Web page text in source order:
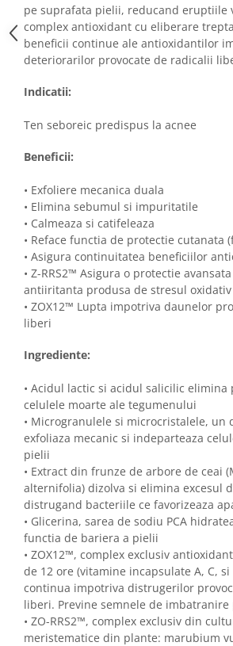
pe suprafata pielii, reducand eruptiile
complex antioxidant cu eliberare
beneficii continue ale antioxidantilor
deteriorarilor provocate de radicalii
Indicatii:
Ten seboreic predispus la acnee
Beneficii:
• Exfoliere mecanica duala
• Elimina sebumul si impuritatile
• Calmeaza si catifeleaza
• Reface functia de protectie cutanata
• Asigura continuitatea beneficiilor
• Z-RRS2™ Asigura o protectie
antiiritanta produsa de stresul
• ZOX12™ Lupta impotriva daunelor
liberi
Ingrediente:
• Acidul lactic si acidul salicilic elimina
celulele moarte ale tegumenului
• Microgranulele si microcristalele, un
exfoliaza mecanic si indeparteaza
pielii
• Extract din frunze de arbore de ceai
alternifolia) dizolva si elimina excesul
distrugand bacteriile ce favorizeaza
• Glicerina, sarea de sodiu PCA
functia de bariera a pielii
• ZOX12™, complex exclusiv
de 12 ore (vitamine incapsulate A, C,
continua impotriva distrugerilor
liberi. Previne semnele de
• ZO-RRS2™, complex exclusiv din
meristematice din plante: marubium